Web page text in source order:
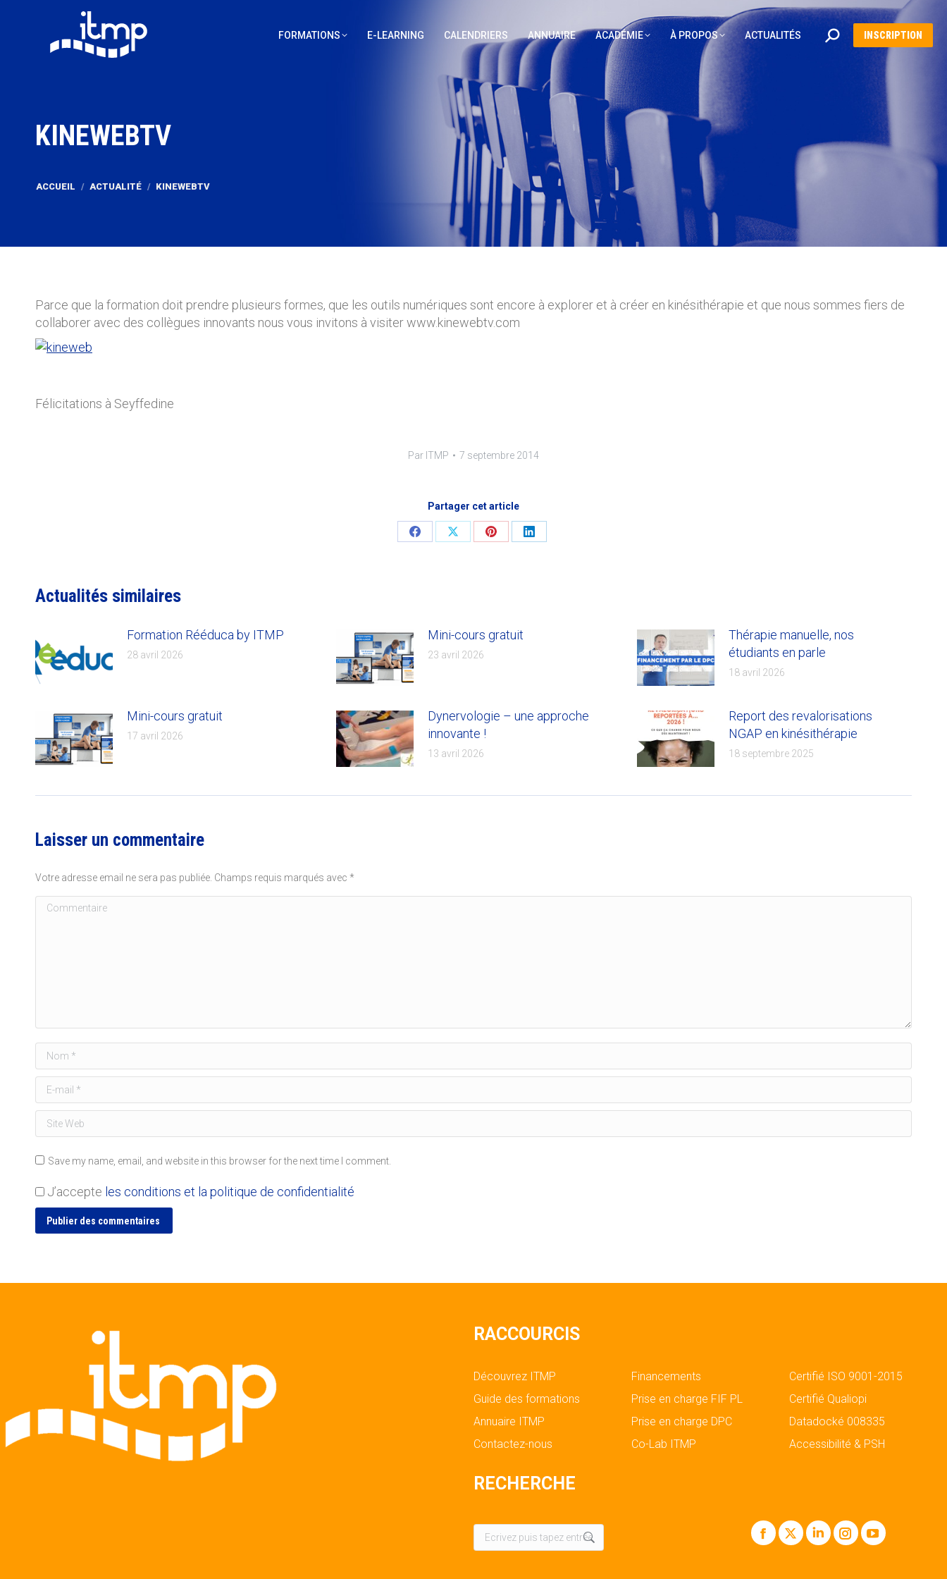
FORMATIONS E-LEARNING CALENDRIERS ANNUAIRE ACADÉMIE À PROPOS ACTUALITÉS
RechercheINSCRIPTION
KINEWEBTV
ACCUEIL ACTUALITÉ KINEWEBTV
Parce que la formation doit prendre plusieurs formes, que les outils numériques sont encore à explorer et à créer en kinésithérapie et que nous sommes fiers de
collaborer avec des collègues innovants nous vous invitons à visiter www.kinewebtv.com
Félicitations à Seyffedine
Par ITMP 7 septembre 2014
Partager cet article
Share
Share
Share
Share
Actualités similaires
Formation Rééduca by ITMP
28 avril 2026
Mini-cours gratuit
23 avril 2026
Thérapie manuelle, nos
étudiants en parle
18 avril 2026
Mini-cours gratuit
17 avril 2026
Dynervologie – une approche
innovante !
13 avril 2026
Report des revalorisations
NGAP en kinésithérapie
18 septembre 2025
Laisser un commentaire
Votre adresse email ne sera pas publiée. Champs requis marqués avec *
Commentaire
Nom *
E-mail *
Site Web
Save my name, email, and website in this browser for the next time I comment.
J’accepte les conditions et la politique de confidentialité
Publier des commentaires
RACCOURCIS
Découvrez ITMP
Guide des formations
Annuaire ITMP
Contactez-nous
Financements
Prise en charge FIF PL
Prise en charge DPC
Co-Lab ITMP
Certifié ISO 9001-2015
Certifié Qualiopi
Datadocké 008335
Accessibilité & PSH
RECHERCHE
Recherche
:
Facebook
X LinkedInInstagramYouTube